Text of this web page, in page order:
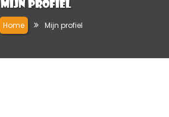
Mijn profiel
Home Mijn profiel